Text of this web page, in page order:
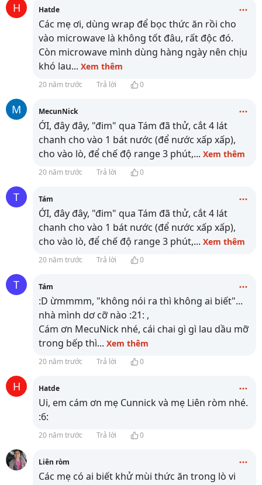
H Hatde
Các mẹ ơi, dùng wrap để bọc thức ăn rồi cho
vào microwave là không tốt đâu, rất độc đó.
Còn microwave mình dùng hàng ngày nên chịu
khó lau... Xem thêm
20 năm trước Trả lời 0
M MecunNick
ỚI, đây đây, "đim" qua Tám đã thử, cắt 4 lát
chanh cho vào 1 bát nước (để nước xấp xấp),
cho vào lò, để chế độ range 3 phút,... Xem thêm
20 năm trước Trả lời 0
T Tám
ỚI, đây đây, "đim" qua Tám đã thử, cắt 4 lát
chanh cho vào 1 bát nước (để nước xấp xấp),
cho vào lò, để chế độ range 3 phút,... Xem thêm
20 năm trước Trả lời 0
T Tám
:D ừmmmm, "không nói ra thì không ai biết"...
nhà mình dơ cỡ nào :21: ,
Cám ơn MecuNick nhé, cái chai gì gì lau dầu mỡ
trong bếp thì... Xem thêm
20 năm trước Trả lời 0
H Hatde
Ui, em cám ơn mẹ Cunnick và mẹ Liên ròm nhé.
:6:
20 năm trước Trả lời 0
Liên ròm
Các mẹ có ai biết khử mùi thức ăn trong lò vi